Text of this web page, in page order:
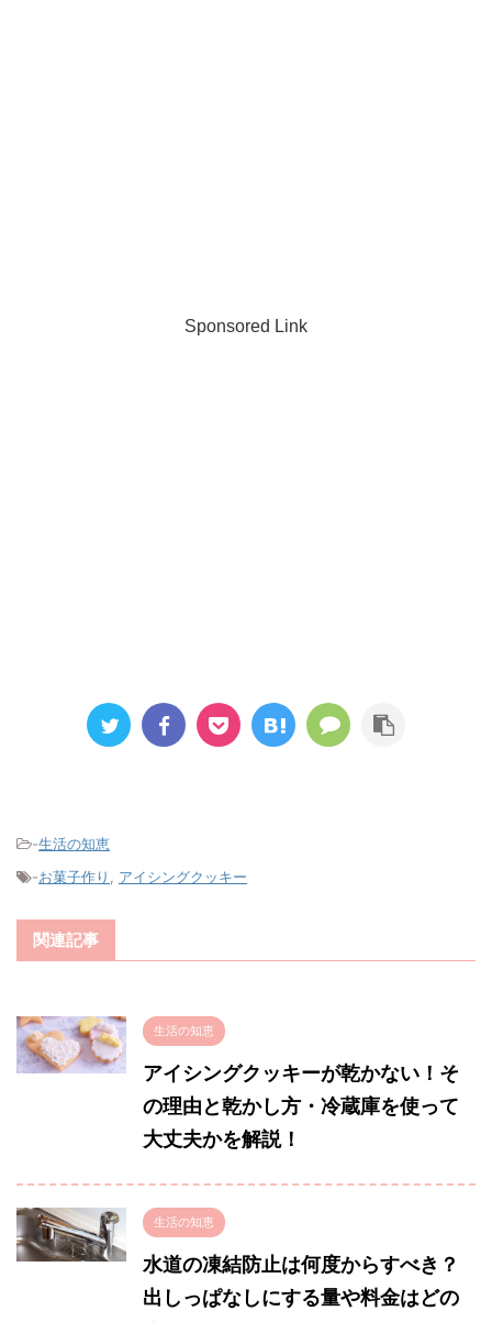
Sponsored Link
-生活の知恵
-お菓子作り アイシングクッキー
関連記事
生活の知恵
アイシングクッキーが乾かない！そ
の理由と乾かし方・冷蔵庫を使って
大丈夫かを解説！
生活の知恵
水道の凍結防止は何度からすべき？
出しっぱなしにする量や料金はどの